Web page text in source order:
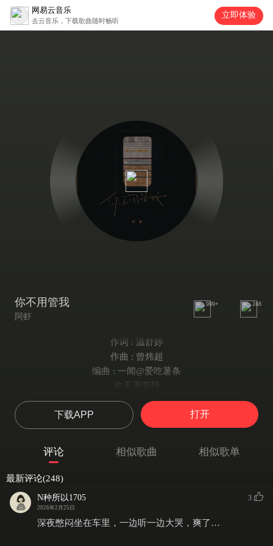
网易云音乐
去云音乐，下载歌曲随时畅听
立即体验
你不用管我
阿虾
999+ 248
作词 : 温舒婷
作曲 : 曾炜超
编曲 : 一闻@爱吃薯条
你不用管我
说走就走.....
思念总在夜里变繁琐
劝我别念旧又陪着我沉默
把一切带走
慢慢也能接受
下载APP 打开
评论 相似歌曲 相似歌单
最新评论(248)
N种所以1705
2026年2月25日
3
深夜憋闷坐在车里，一边听一边大哭，爽了…